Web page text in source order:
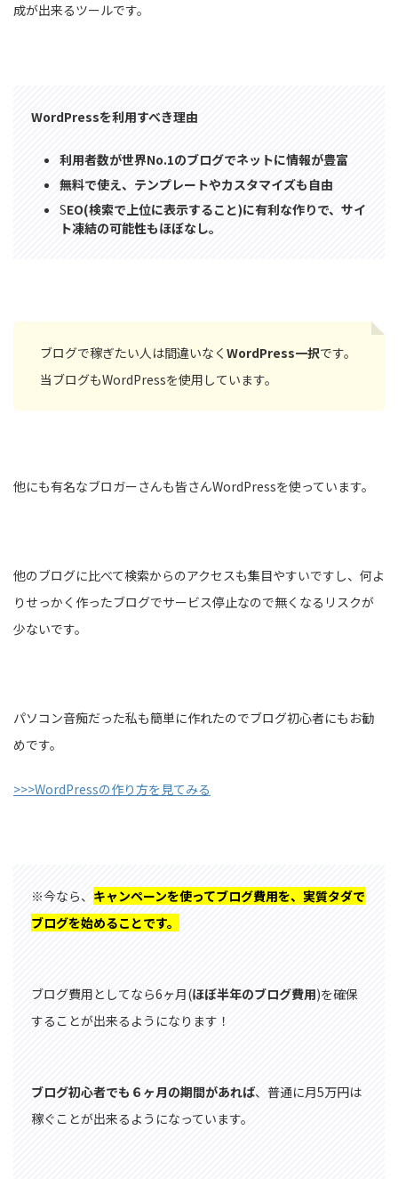
成が出来るツールです。
WordPressを利用すべき理由
利用者数が世界No.1のブログでネットに情報が豊富
無料で使え、テンプレートやカスタマイズも自由
SEO(検索で上位に表示すること)に有利な作りで、サイ
ト凍結の可能性もほぼなし。
ブログで稼ぎたい人は間違いなく WordPress一択です。
当ブログもWordPressを使用しています。
他にも有名なブロガーさんも皆さんWordPressを使っています。
他のブログに比べて検索からのアクセスも集目やすいですし、何よ
りせっかく作ったブログでサービス停止なので無くなるリスクが
少ないです。
パソコン音痴だった私も簡単に作れたのでブログ初心者にもお勧
めです。
>>>WordPressの作り方を見てみる
※今なら、 キャンペーンを使ってブログ費用を、実質タダで
ブログを始めることです。
ブログ費用としてなら6ヶ月(ほぼ半年のブログ費用)を確保
することが出来るようになります！
ブログ初心者でも６ヶ月の期間があれば、普通に月5万円は
稼ぐことが出来るようになっています。